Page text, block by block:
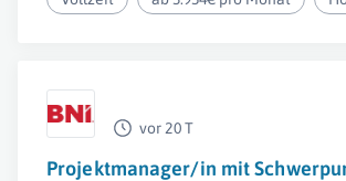
vor 20 T
Projektmanager/in mit